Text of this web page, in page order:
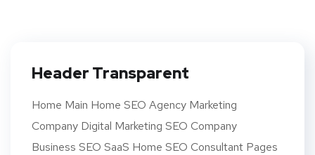
Header Transparent
Home Main Home SEO Agency Marketing
Company Digital Marketing SEO Company
Business SEO SaaS Home SEO Consultant Pages